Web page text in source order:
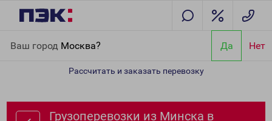
Ваш город Москва? Да Нет
Рассчитать и заказать перевозку
Грузоперевозки из Минска в